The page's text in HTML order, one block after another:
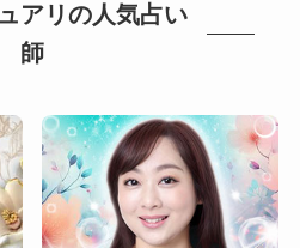
アリの人気占い
師